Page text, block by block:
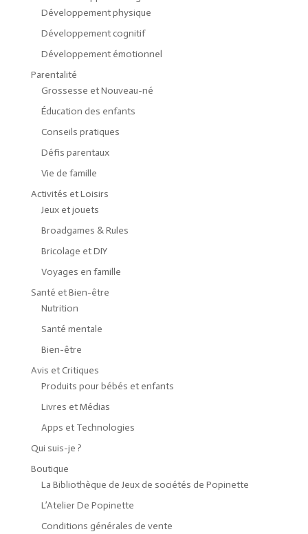
Développement physique
Développement cognitif
Développement émotionnel
Parentalité
Grossesse et Nouveau-né
Éducation des enfants
Conseils pratiques
Défis parentaux
Vie de famille
Activités et Loisirs
Jeux et jouets
Broadgames & Rules
Bricolage et DIY
Voyages en famille
Santé et Bien-être
Nutrition
Santé mentale
Bien-être
Avis et Critiques
Produits pour bébés et enfants
Livres et Médias
Apps et Technologies
Qui suis-je ?
Boutique
La Bibliothèque de Jeux de sociétés de Popinette
L’Atelier De Popinette
Conditions générales de vente